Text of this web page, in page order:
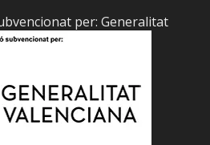
per: Generalitat